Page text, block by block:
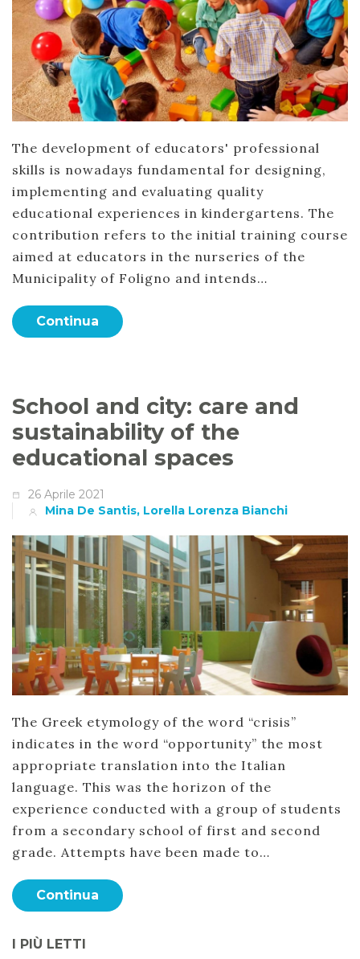
The development of educators' professional
skills is nowadays fundamental for designing,
implementing and evaluating quality
educational experiences in kindergartens. The
contribution refers to the initial training course
aimed at educators in the nurseries of the
Municipality of Foligno and intends…
Continua
School and city: care and
sustainability of the
educational spaces
26 Aprile 2021
Mina De Santis, Lorella Lorenza Bianchi
The Greek etymology of the word “crisis”
indicates in the word “opportunity” the most
appropriate translation into the Italian
language. This was the horizon of the
experience conducted with a group of students
from a secondary school of first and second
grade. Attempts have been made to…
Continua
I PIÙ LETTI